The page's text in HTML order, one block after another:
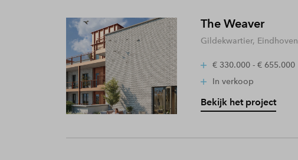
The Weaver
Gildekwartier, Eindhoven
€ 330.000 - € 655.000
In verkoop
Bekijk het project